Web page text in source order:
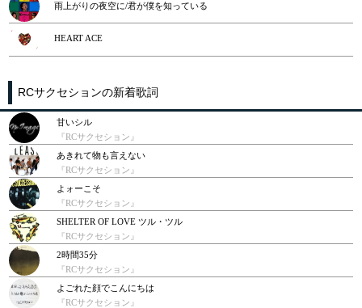
雨上がりの夜空に/君が僕を知っている
HEART ACE
RCサクセションの新着歌詞
甘いシル
『RCサクセション』
あきれて物も言えない
『RCサクセション』
よォーこそ
『RCサクセション』
SHELTER OF LOVE ツル・ツル
『RCサクセション』
2時間35分
『RCサクセション』
よごれた顔でこんにちは
『RCサクセション』